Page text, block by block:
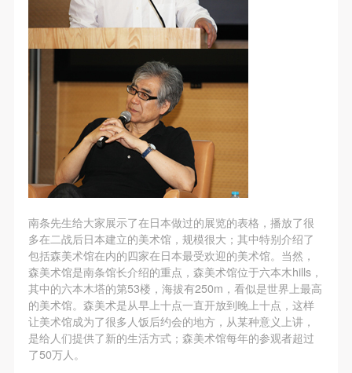
南条先生给大家展示了在日本做过的展览的表格，播放了很
多在二战后日本建立的美术馆，规模很大；其中特别介绍了
包括森美术馆在内的四家在日本最受欢迎的美术馆。当然，
森美术馆是南条馆长介绍的重点，森美术馆位于六本木hills，
其中的六本木塔的第53楼，海拔有250m，看似是世界上最高
的美术馆。森美术是从早上十点一直开放到晚上十点，这样
让美术馆成为了很多人饭后约会的地方，从某种意义上讲，
是给人们提供了新的生活方式；森美术馆每年的参观者超过
了50万人。
备以人为本、团结友爱、互相帮助和助人为乐的良好
品质。
第三条
参加本次活动人员应该是成年人（具有完全民事行为
能力的人，18周岁以上）未成年人必须在成年人的陪
同下参观。
参加活动者在此次活动期间的人身安全责任自负。鼓
励参加者自行购买人身安全保险。活动中一旦出现事
事故的任何责任，但有互相援助的义务。参加活动的
成员应当积极主动的组织实施救援工作，但对事故本
身不承担任何法律责任和经济责任。参加本次活动者
的人身安全不负有民事及相关连带责任。
第五条
参加活动者在此次活动期间应主动遵守美术馆活动秩
序、维护美术馆场地及展示、展览、馆藏艺术作品及
备以人为本、团结友爱、互相帮助和助人为乐的良好
品质。
第三条
参加本次活动人员应该是成年人（具有完全民事行为
能力的人，18周岁以上）未成年人必须在成年人的陪
同下参观。
参加活动者在此次活动期间的人身安全责任自负。鼓
励参加者自行购买人身安全保险。活动中一旦出现事
事故的任何责任，但有互相援助的义务。参加活动的
成员应当积极主动的组织实施救援工作，但对事故本
身不承担任何法律责任和经济责任。参加本次活动者
的人身安全不负有民事及相关连带责任。
第五条
参加活动者在此次活动期间应主动遵守美术馆活动秩
序、维护美术馆场地及展示、展览、馆藏艺术作品及
备以人为本、团结友爱、互相帮助和助人为乐的良好
品质。
第三条
参加本次活动人员应该是成年人（具有完全民事行为
能力的人，18周岁以上）未成年人必须在成年人的陪
同下参观。
参加活动者在此次活动期间的人身安全责任自负。鼓
励参加者自行购买人身安全保险。活动中一旦出现事
事故的任何责任，但有互相援助的义务。参加活动的
成员应当积极主动的组织实施救援工作，但对事故本
身不承担任何法律责任和经济责任。参加本次活动者
的人身安全不负有民事及相关连带责任。
第五条
参加活动者在此次活动期间应主动遵守美术馆活动秩
序、维护美术馆场地及展示、展览、馆藏艺术作品及
快捷登录
手机号码将作为您的登录账号
验证码
登录